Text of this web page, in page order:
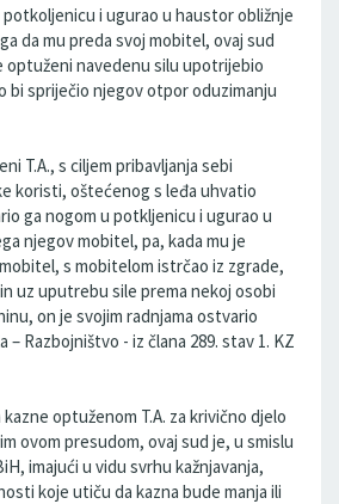
i ugurao u haustor obližnje
da mu preda svoj mobitel, ovaj sud
optuženi navedenu silu upotrijebio
bi spriječio njegov otpor oduzimanju
T.A., s ciljem pribavljanja sebi
koristi, oštećenog s leđa uhvatio
ga nogom u potkljenicu i ugurao u
njegov mobitel, pa, kada mu je
s mobitelom istrčao iz zgrade,
uz uputrebu sile prema nekoj osobi
on je svojim radnjama ostvario
– Razbojništvo - iz člana 289. stav 1. KZ
optuženom T.A. za krivično djelo
ovom presudom, ovaj sud je, u smislu
imajući u vidu svrhu kažnjavanja,
koje utiču da kazna bude manja ili